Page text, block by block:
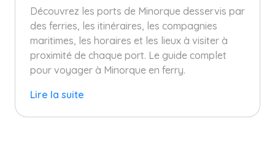
Découvrez les ports de Minorque desservis par
des ferries, les itinéraires, les compagnies
maritimes, les horaires et les lieux à visiter à
proximité de chaque port. Le guide complet
pour voyager à Minorque en ferry.
Lire la suite